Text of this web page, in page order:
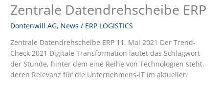
Zentrale Datendrehscheibe ERP
Dontenwill AG, News / ERP LOGISTICS
Zentrale Datendrehscheibe ERP 11. Mai 2021 Der Trend-
Check 2021 Digitale Transformation lautet das Schlagwort
der Stunde, hinter dem eine Reihe von Technologien steht,
deren Relevanz für die Unternehmens-IT im aktuellen
Zentrale
Datendrehscheibe
ERP